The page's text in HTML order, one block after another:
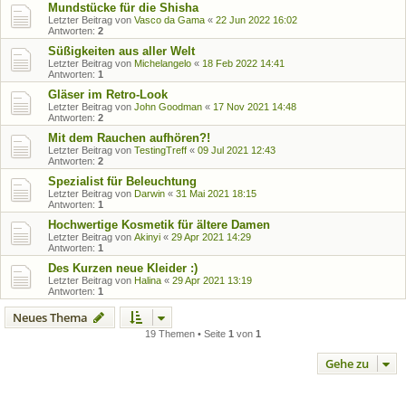
Mundstücke für die Shisha
Letzter Beitrag von Vasco da Gama « 22 Jun 2022 16:02
Antworten: 2
Süßigkeiten aus aller Welt
Letzter Beitrag von Michelangelo « 18 Feb 2022 14:41
Antworten: 1
Gläser im Retro-Look
Letzter Beitrag von John Goodman « 17 Nov 2021 14:48
Antworten: 2
Mit dem Rauchen aufhören?!
Letzter Beitrag von TestingTreff « 09 Jul 2021 12:43
Antworten: 2
Spezialist für Beleuchtung
Letzter Beitrag von Darwin « 31 Mai 2021 18:15
Antworten: 1
Hochwertige Kosmetik für ältere Damen
Letzter Beitrag von Akinyi « 29 Apr 2021 14:29
Antworten: 1
Des Kurzen neue Kleider :)
Letzter Beitrag von Halina « 29 Apr 2021 13:19
Antworten: 1
Neues Thema
19 Themen • Seite 1 von 1
Gehe zu